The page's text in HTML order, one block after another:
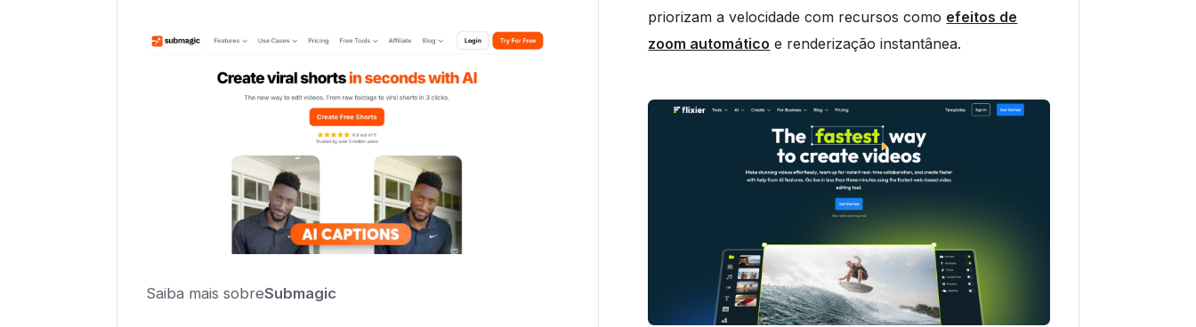
Saiba mais sobreSubmagic
priorizam a velocidade com recursos como efeitos de
zoom automático e renderização instantânea.